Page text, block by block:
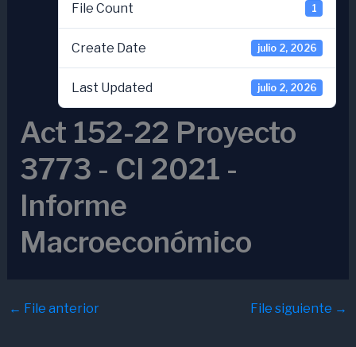
File Count 1
Create Date julio 2, 2026
Last Updated julio 2, 2026
Act 152-22 Proyecto
3773 - CI 2021 -
Informe
Macroeconómico
← File anterior File siguiente →